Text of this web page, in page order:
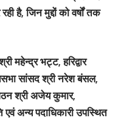
है, जिन मुद्दों को वर्षों तक
महेन्द्र भट्ट, हरिद्वार
सांसद श्री नरेश बंसल,
श्री अजेय कुमार,
एवं अन्य पदाधिकारी उपस्थित